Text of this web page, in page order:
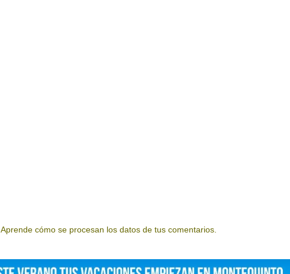
Aprende cómo se procesan los datos de tus comentarios.